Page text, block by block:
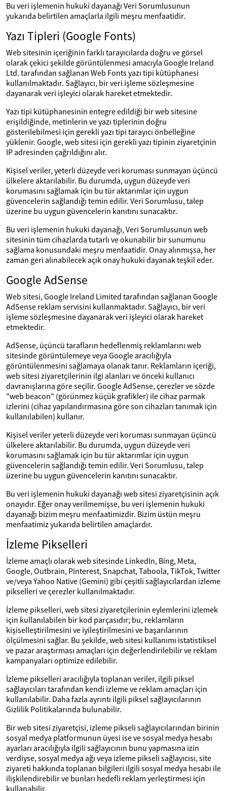
Bu veri işlemenin hukuki dayanağı Veri Sorumlusunun
yukarıda belirtilen amaçlarla ilgili meşru menfaatidir.
Yazı Tipleri (Google Fonts)
Web sitesinin içeriğinin farklı tarayıcılarda doğru ve görsel
olarak çekici şekilde görüntülenmesi amacıyla Google Ireland
Ltd. tarafından sağlanan Web Fonts yazı tipi kütüphanesi
kullanılmaktadır. Sağlayıcı, bir veri işleme sözleşmesine
dayanarak veri işleyici olarak hareket etmektedir.
Yazı tipi kütüphanesinin entegre edildiği bir web sitesine
erişildiğinde, metinlerin ve yazı tiplerinin doğru
gösterilebilmesi için gerekli yazı tipi tarayıcı önbelleğine
yüklenir. Google, web sitesi için gerekli yazı tipinin ziyaretçinin
IP adresinden çağrıldığını alır.
Kişisel veriler, yeterli düzeyde veri koruması sunmayan üçüncü
ülkelere aktarılabilir. Bu durumda, uygun düzeyde veri
korumasını sağlamak için bu tür aktarımlar için uygun
güvencelerin sağlandığı temin edilir. Veri Sorumlusu, talep
üzerine bu uygun güvencelerin kanıtını sunacaktır.
Bu veri işlemenin hukuki dayanağı, Veri Sorumlusunun web
sitesinin tüm cihazlarda tutarlı ve okunabilir bir sunumunu
sağlama konusundaki meşru menfaatidir. Onay alınmışsa, her
zaman geri alınabilecek açık onay hukuki dayanak teşkil eder.
Google AdSense
Web sitesi, Google Ireland Limited tarafından sağlanan Google
AdSense reklam servisini kullanmaktadır. Sağlayıcı, bir veri
işleme sözleşmesine dayanarak veri işleyici olarak hareket
etmektedir.
AdSense, üçüncü tarafların hedeflenmiş reklamlarını web
sitesinde görüntülemeye veya Google aracılığıyla
görüntülenmesini sağlamaya olanak tanır. Reklamların içeriği,
web sitesi ziyaretçilerinin ilgi alanları ve önceki kullanıcı
davranışlarına göre seçilir. Google AdSense, çerezler ve sözde
"web beacon" (görünmez küçük grafikler) ile cihaz parmak
izlerini (cihaz yapılandırmasına göre son cihazları tanımak için
kullanılabilen) kullanır.
Kişisel veriler yeterli düzeyde veri koruması sunmayan üçüncü
ülkelere aktarılabilir. Bu durumda, uygun düzeyde veri
korumasını sağlamak için bu tür aktarımlar için uygun
güvencelerin sağlandığı temin edilir. Veri Sorumlusu, talep
üzerine bu uygun güvencelerin kanıtını sunacaktır.
Bu veri işlemenin hukuki dayanağı web sitesi ziyaretçisinin açık
onayıdır. Eğer onay verilmemişse, bu veri işlemenin hukuki
dayanağı bizim meşru menfaatimizdir. Bizim üstün meşru
menfaatimiz yukarıda belirtilen amaçlardır.
İzleme Pikselleri
İzleme amaçlı olarak web sitesinde LinkedIn, Bing, Meta,
Google, Outbrain, Pinterest, Snapchat, Taboola, TikTok, Twitter
ve/veya Yahoo Native (Gemini) gibi çeşitli sağlayıcılardan izleme
pikselleri ve çerezler kullanılmaktadır.
İzleme pikselleri, web sitesi ziyaretçilerinin eylemlerini izlemek
için kullanılabilen bir kod parçasıdır; bu, reklamların
kişiselleştirilmesini ve iyileştirilmesini ve başarılarının
ölçülmesini sağlar. Bu şekilde, web sitesi kullanımı istatistiksel
ve pazar araştırması amaçları için değerlendirilebilir ve reklam
kampanyaları optimize edilebilir.
İzleme pikselleri aracılığıyla toplanan veriler, ilgili piksel
sağlayıcıları tarafından kendi izleme ve reklam amaçları için
kullanılabilir. Daha fazla ayrıntı ilgili piksel sağlayıcılarının
Gizlilik Politikalarında bulunabilir.
Bir web sitesi ziyaretçisi, izleme pikseli sağlayıcılarından birinin
sosyal medya platformunun üyesi ise ve sosyal medya hesabı
ayarları aracılığıyla ilgili sağlayıcının bunu yapmasına izin
verdiyse, sosyal medya ağı veya izleme pikseli sağlayıcısı, site
ziyareti hakkında toplanan bilgileri ilgili sosyal medya hesabı ile
ilişkilendirebilir ve bunları hedefli reklam yerleştirmesi için
kullanabilir.